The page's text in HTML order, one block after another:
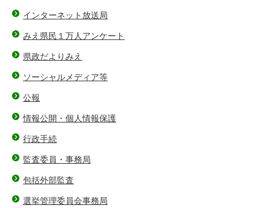
インターネット放送局
みえ県民１万人アンケート
県政だよりみえ
ソーシャルメディア等
公報
情報公開・個人情報保護
行政手続
監査委員・事務局
包括外部監査
選挙管理委員会事務局